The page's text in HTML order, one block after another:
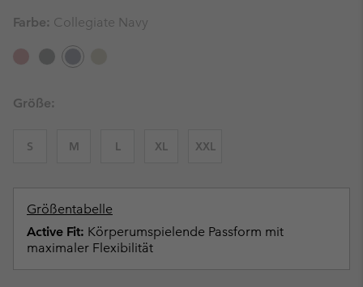
Farbe: Collegiate Navy
Größe:
S M L XL XXL
Größentabelle
Active Fit: Körperumspielende Passform mit
maximaler Flexibilität